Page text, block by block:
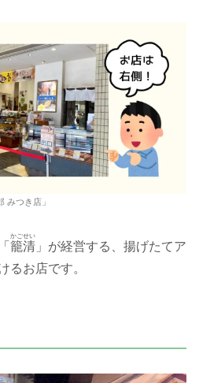
みつき店」
籠清
かごせい
」が経営する、揚げたてア
るお店です。